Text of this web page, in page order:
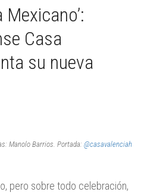
Mexicano’:
Casa
su nueva
Manolo Barrios. Portada: @casavalenciah
pero sobre todo celebración,